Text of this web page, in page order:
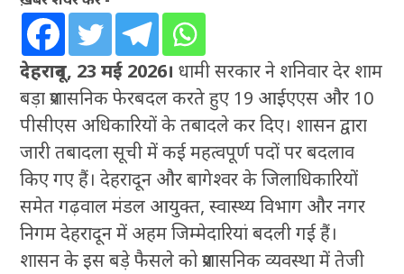
देहरादून, 23 मई 2026। धामी सरकार ने शनिवार देर शाम
बड़ा प्रशासनिक फेरबदल करते हुए 19 आईएएस और 10
पीसीएस अधिकारियों के तबादले कर दिए। शासन द्वारा
जारी तबादला सूची में कई महत्वपूर्ण पदों पर बदलाव
किए गए हैं। देहरादून और बागेश्वर के जिलाधिकारियों
समेत गढ़वाल मंडल आयुक्त, स्वास्थ्य विभाग और नगर
निगम देहरादून में अहम जिम्मेदारियां बदली गई हैं।
शासन के इस बड़े फैसले को प्रशासनिक व्यवस्था में तेजी